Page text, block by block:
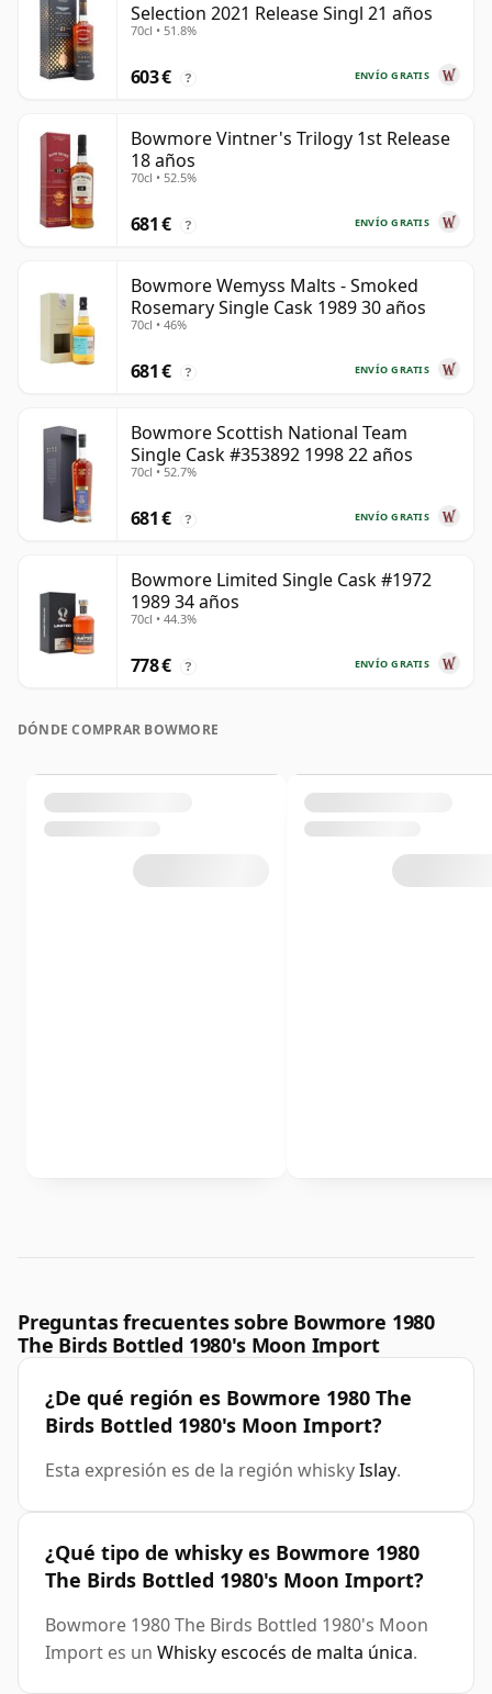
Selection 2021 Release Singl 21 años
70cl • 51.8%
ENVÍO GRATIS
603 € ?
Bowmore Vintner's Trilogy 1st Release
18 años
70cl • 52.5%
ENVÍO GRATIS
681 € ?
Bowmore Wemyss Malts - Smoked
Rosemary Single Cask 1989 30 años
70cl • 46%
ENVÍO GRATIS
681 € ?
Bowmore Scottish National Team
Single Cask #353892 1998 22 años
70cl • 52.7%
ENVÍO GRATIS
681 € ?
Bowmore Limited Single Cask #1972
1989 34 años
70cl • 44.3%
ENVÍO GRATIS
778 € ?
DÓNDE COMPRAR BOWMORE
Preguntas frecuentes sobre Bowmore 1980
The Birds Bottled 1980's Moon Import
¿De qué región es Bowmore 1980 The
Birds Bottled 1980's Moon Import?
Esta expresión es de la región whiskyIslay.
¿Qué tipo de whisky es Bowmore 1980
The Birds Bottled 1980's Moon Import?
Bowmore 1980 The Birds Bottled 1980's Moon
Import es un Whisky escocés de malta única.